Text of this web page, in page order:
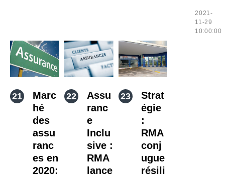
2021-
11-29
10:00:00
Marc
hé
des
assu
ranc
es en
2020:
Assu
ranc
e
Inclu
sive :
RMA
lance
Strat
égie
:
RMA
conj
ugue
résili